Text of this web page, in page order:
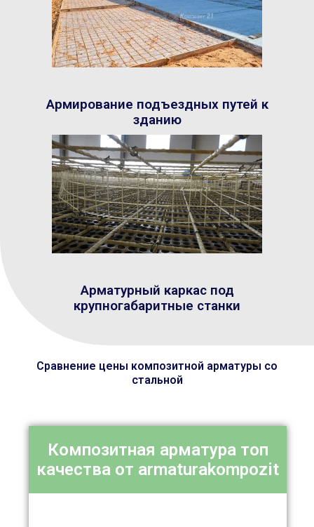
Армирование подъездных путей к
зданию
Арматурный каркас под
крупногабаритные станки
Сравнение цены композитной арматуры со
стальной
Композитная арматура топ
качества от armaturakompozit